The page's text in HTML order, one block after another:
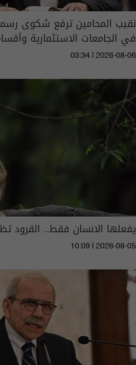
نقيب المحامين ترفع شكوى
في الجامعات الاستثمارية
03:34 | 2026-08-06
يفعلها الانسان فقط.. القرود
10:09 | 2026-08-05